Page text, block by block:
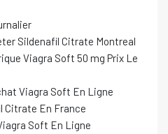
Sildenafil Citrate Montreal
Viagra Soft 50 mg Prix Le
Viagra Soft En Ligne
Citrate En France
Soft En Ligne